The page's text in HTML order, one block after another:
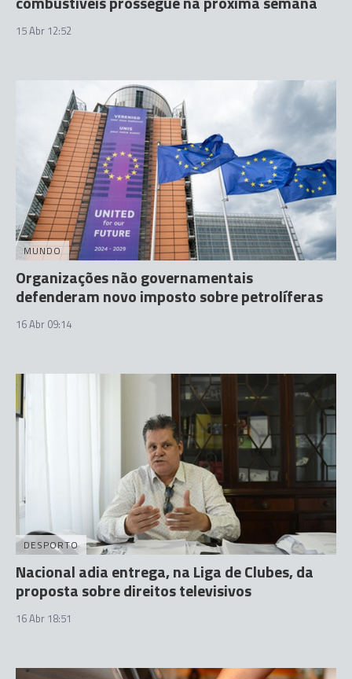
15 Abr 12:52
MUNDO
Organizações não governamentais
defenderam novo imposto sobre petrolíferas
16 Abr 09:14
DESPORTO
Nacional adia entrega, na Liga de Clubes, da
proposta sobre direitos televisivos
16 Abr 18:51